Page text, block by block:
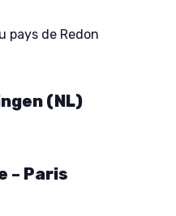
pays de Redon
(NL)
– Paris